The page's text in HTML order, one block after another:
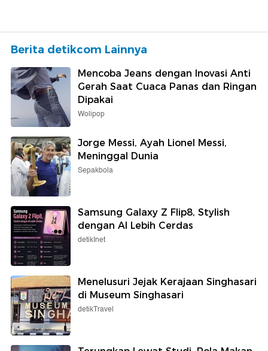
Berita detikcom Lainnya
Mencoba Jeans dengan Inovasi Anti
Gerah Saat Cuaca Panas dan Ringan
Dipakai
Wolipop
Jorge Messi, Ayah Lionel Messi,
Meninggal Dunia
Sepakbola
Samsung Galaxy Z Flip8, Stylish
dengan AI Lebih Cerdas
detikInet
Menelusuri Jejak Kerajaan Singhasari
di Museum Singhasari
detikTravel